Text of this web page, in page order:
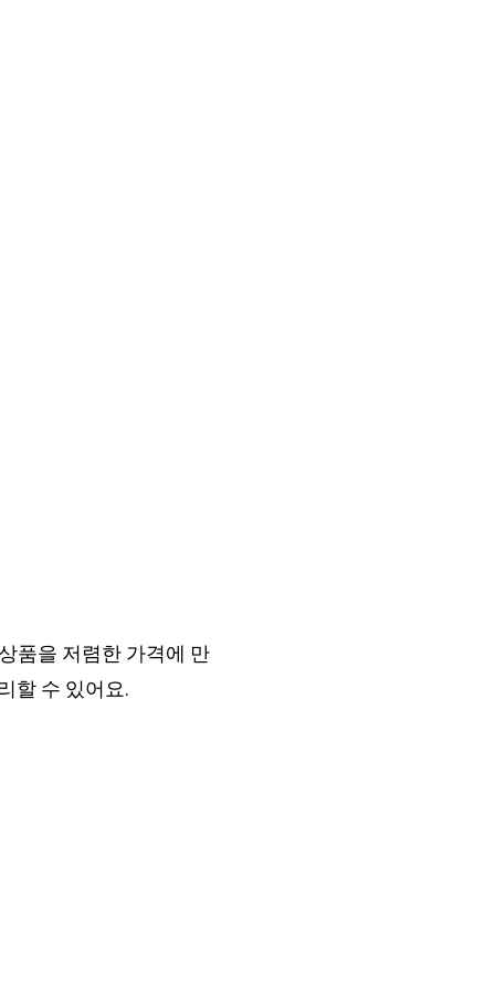
품을 저렴한 가격에 만
할 수 있어요.